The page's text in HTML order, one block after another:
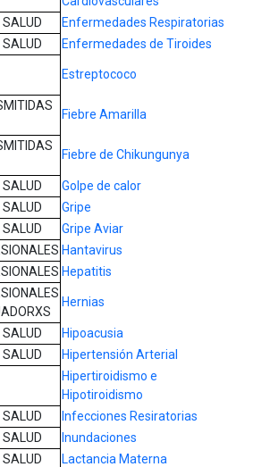
Enfermedades Respiratorias
Enfermedades de Tiroides
Estreptococo
Fiebre Amarilla
Fiebre de Chikungunya
Golpe de calor
Gripe
Gripe Aviar
Hantavirus
Hepatitis
Hernias
Hipoacusia
Hipertensión Arterial
Hipertiroidismo e
Hipotiroidismo
Infecciones Resiratorias
Inundaciones
Lactancia Materna